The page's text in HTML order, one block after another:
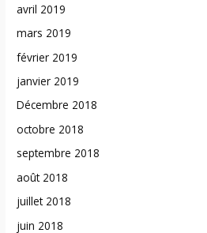
avril 2019
mars 2019
février 2019
janvier 2019
Décembre 2018
octobre 2018
septembre 2018
août 2018
juillet 2018
juin 2018